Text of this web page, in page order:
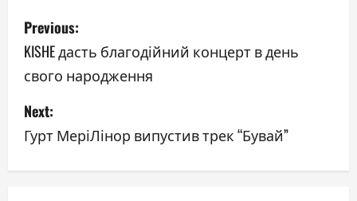
P
o
s
t
n
Previous:
KISHE дасть благодійний концерт в день
свого народження
Next:
Гурт МеріЛінор випустив трек “Бувай”